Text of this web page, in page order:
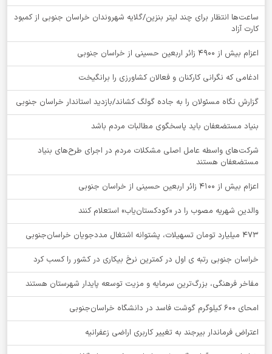
ساعت‌ها انتظار برای چند لیتر بنزین/گلایه شهروندان خراسان جنوبی از کمبود
کارت آزاد
اعزام بیش از 4900 زائر اربعین حسینی از خراسان جنوبی
ادغامی که نگرانی کارکنان و فعالان کشاورزی را برانگیخت
گزارش نگاه مسئولان را به جاده گولگ کشاند/بازدید استاندار خراسان جنوبی
بنیاد مستضعفان باید پاسخگوی مطالبات مردم باشد
شرکت‌های واسطه عامل اصلی مشکلات مردم در اجرای طرح‌های بنیاد
مستضعفان هستند
اعزام بیش از 4100 زائر اربعین حسینی از خراسان جنوبی
والدین شهریه مصوب را در «کودکستان‌یاب» استعلام کنند
۴۷۳ میلیارد تومان تسهیلات، پشتوانه اشتغال مددجویان خراسان‌جنوبی
خراسان جنوبی رتبه ی اول در کمترین نرخ بیکاری در کشور را کسب کرد
مفاخر فرهنگی، بزرگ‌ترین سرمایه و مزیت توسعه پایدار شهرستان هستند
امحای ۶۰۰ کیلوگرم گوشت فاسد در دانشگاه خراسان‌جنوبی
اعتراض فرماندار بیرجند به تغییر کاربری اراضی زعفرانیه